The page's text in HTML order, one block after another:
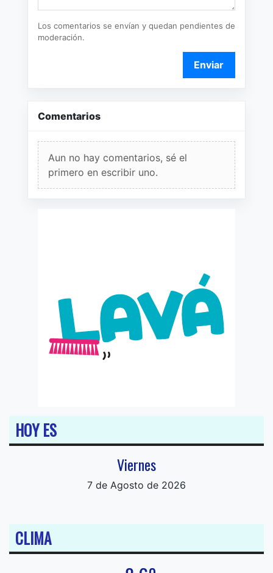
Los comentarios se envían y quedan pendientes de
moderación.
Enviar
Comentarios
Aun no hay comentarios, sé el
primero en escribir uno.
HOY ES
Viernes
7 de Agosto de 2026
CLIMA